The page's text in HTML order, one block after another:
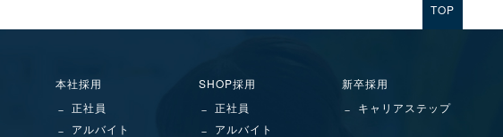
本社採用
正社員
アルバイト
SHOP採用
正社員
アルバイト
新卒採用
キャリアステップ
TOP